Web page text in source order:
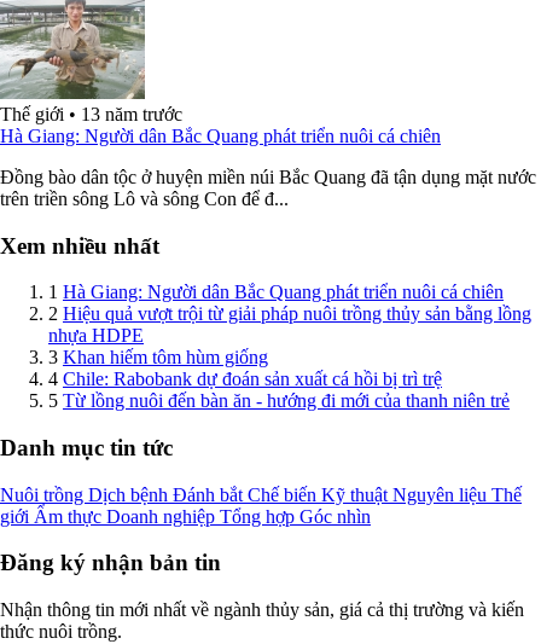
Thế giới • 13 năm trước
Hà Giang: Người dân Bắc Quang phát triển nuôi cá chiên
Đồng bào dân tộc ở huyện miền núi Bắc Quang đã tận dụng mặt nước
trên triền sông Lô và sông Con để đ...
Xem nhiều nhất
1 Hà Giang: Người dân Bắc Quang phát triển nuôi cá chiên
2 Hiệu quả vượt trội từ giải pháp nuôi trồng thủy sản bằng lồng
nhựa HDPE
3 Khan hiếm tôm hùm giống
4 Chile: Rabobank dự đoán sản xuất cá hồi bị trì trệ
5 Từ lồng nuôi đến bàn ăn - hướng đi mới của thanh niên trẻ
Danh mục tin tức
Nuôi trồng Dịch bệnh Đánh bắt Chế biến Kỹ thuật Nguyên liệu Thế
giới Ẩm thực Doanh nghiệp Tổng hợp Góc nhìn
Đăng ký nhận bản tin
Nhận thông tin mới nhất về ngành thủy sản, giá cả thị trường và kiến
thức nuôi trồng.